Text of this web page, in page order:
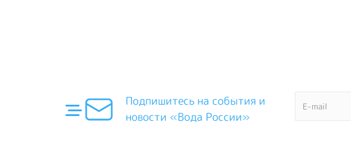
Подпишитесь на события и
новости «Вода России»